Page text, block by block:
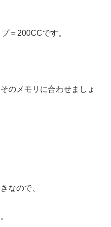
＝200CCです。
のメモリに合わせましょ
なので、